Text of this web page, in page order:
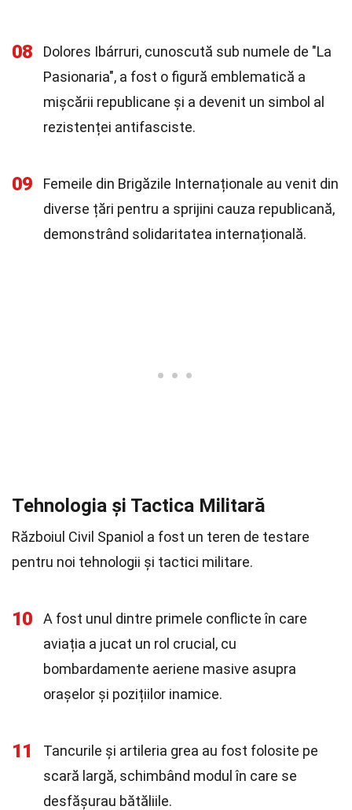
08
Dolores Ibárruri, cunoscută sub numele de "La
Pasionaria", a fost o figură emblematică a
mișcării republicane și a devenit un simbol al
rezistenței antifasciste.
09
Femeile din Brigăzile Internaționale au venit din
diverse țări pentru a sprijini cauza republicană,
demonstrând solidaritatea internațională.
Tehnologia și Tactica Militară
Războiul Civil Spaniol a fost un teren de testare
pentru noi tehnologii și tactici militare.
10
A fost unul dintre primele conflicte în care
aviația a jucat un rol crucial, cu
bombardamente aeriene masive asupra
orașelor și pozițiilor inamice.
11
Tancurile și artileria grea au fost folosite pe
scară largă, schimbând modul în care se
desfășurau bătăliile.